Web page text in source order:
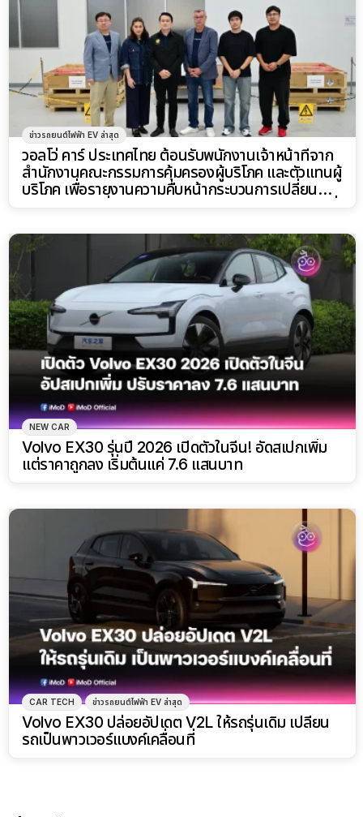
ข่าวรถยนต์ไฟฟ้า EV ล่าสุด
วอลโว่ คาร์ ประเทศไทย ต้อนรับพนักงานเจ้าหน้าที่จาก
สำนักงานคณะกรรมการคุ้มครองผู้บริโภค และตัวแทนผู้
บริโภค เพื่อรายงานความคืบหน้ากระบวนการเปลี่ยน
NEW CAR
Volvo EX30 รุ่นปี 2026 เปิดตัวในจีน! อัดสเปกเพิ่ม
แต่ราคาถูกลง เริ่มต้นแค่ 7.6 แสนบาท
CAR TECH ข่าวรถยนต์ไฟฟ้า EV ล่าสุด
Volvo EX30 ปล่อยอัปเดต V2L ให้รถรุ่นเดิม เปลี่ยน
รถเป็นพาวเวอร์แบงค์เคลื่อนที่